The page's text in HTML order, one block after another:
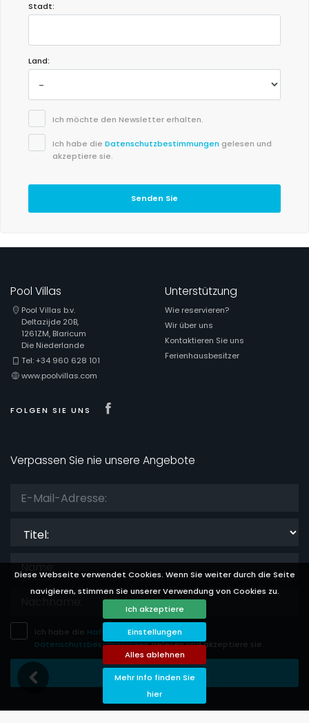
Diese Webseite verwendet Cookies. Wenn Sie weiter durch die Seite
navigieren, stimmen Sie unserer Verwendung von Cookies zu.
Ich akzeptiere
Einstellungen
Alles ablehnen
Mehr Info finden Sie
hier
Stadt:
Land:
Ich möchte den Newsletter erhalten.
Ich habe die Datenschutzbestimmungen gelesen und
akzeptiere sie.
Senden Sie
Pool Villas
Pool Villas b.v.
Deltazijde 20B,
1261ZM, Blaricum
Die Niederlande
Tel: +34 960 628 101
www.poolvillas.com
FOLGEN SIE UNS
Unterstützung
Wie reservieren?
Wir über uns
Kontaktieren Sie uns
Ferienhausbesitzer
Verpassen Sie nie unsere Angebote
Ich habe die Haftungsausschlussund
Datenschutzbestimmungengelesen und akzeptiere sie.
Eintragung Speichern